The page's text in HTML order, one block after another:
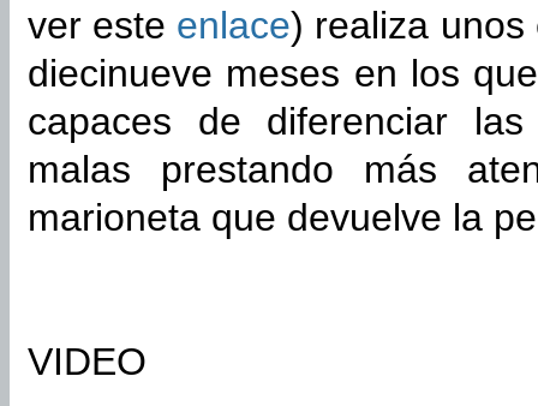
ver este enlace) realiza unos
diecinueve meses en los
capaces de diferenciar
malas prestando más
marioneta que devuelve la
VIDEO